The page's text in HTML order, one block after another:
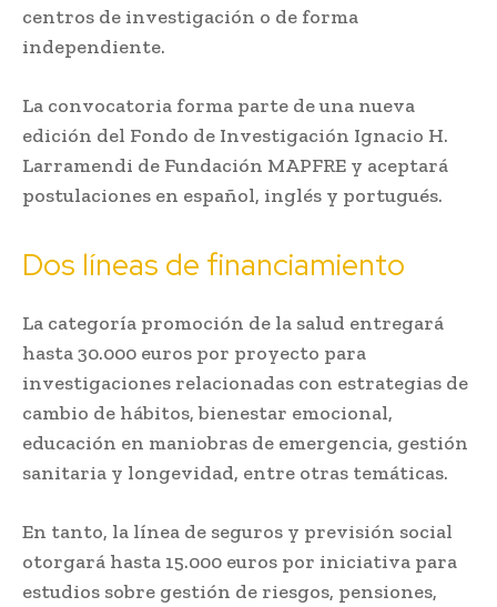
centros de investigación o de forma
independiente.
La convocatoria forma parte de una nueva
edición del Fondo de Investigación Ignacio H.
Larramendi de Fundación MAPFRE y aceptará
postulaciones en español, inglés y portugués.
Dos líneas de financiamiento
La categoría promoción de la salud entregará
hasta 30.000 euros por proyecto para
investigaciones relacionadas con estrategias de
cambio de hábitos, bienestar emocional,
educación en maniobras de emergencia, gestión
sanitaria y longevidad, entre otras temáticas.
En tanto, la línea de seguros y previsión social
otorgará hasta 15.000 euros por iniciativa para
estudios sobre gestión de riesgos, pensiones,